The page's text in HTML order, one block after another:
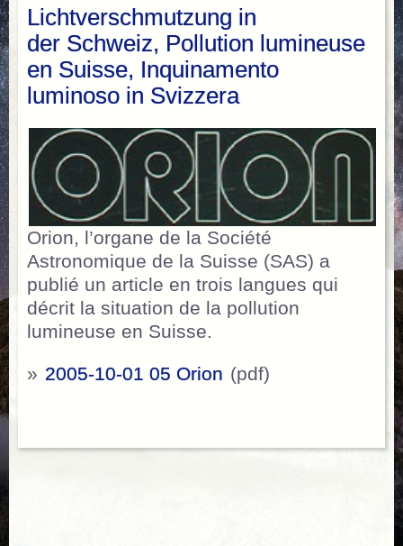
Lichtverschmutzung in
der Schweiz, Pollution lumineuse
en Suisse, Inquinamento
luminoso in Svizzera
Orion, l’organe de la Société
Astronomique de la Suisse (SAS) a
publié un article en trois langues qui
décrit la situation de la pollution
lumineuse en Suisse.
» 2005-10-01 05 Orion (pdf)